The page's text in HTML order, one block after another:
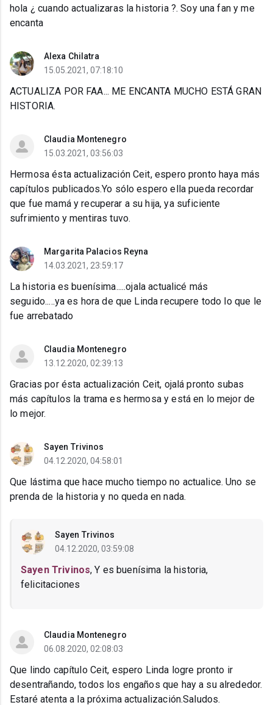
hola ¿ cuando actualizaras la historia ?. Soy una fan y me
encanta
Alexa Chilatra
15.05.2021, 07:18:10
ACTUALIZA POR FAA... ME ENCANTA MUCHO ESTÁ GRAN
HISTORIA.
Claudia Montenegro
15.03.2021, 03:56:03
Hermosa ésta actualización Ceit, espero pronto haya más
capítulos publicados.Yo sólo espero ella pueda recordar
que fue mamá y recuperar a su hija, ya suficiente
sufrimiento y mentiras tuvo.
Margarita Palacios Reyna
14.03.2021, 23:59:17
La historia es buenísima.....ojala actualicé más
seguido.....ya es hora de que Linda recupere todo lo que le
fue arrebatado
Claudia Montenegro
13.12.2020, 02:39:13
Gracias por ésta actualización Ceit, ojalá pronto subas
más capítulos la trama es hermosa y está en lo mejor de
lo mejor.
Sayen Trivinos
04.12.2020, 04:58:01
Que lástima que hace mucho tiempo no actualice. Uno se
prenda de la historia y no queda en nada.
Sayen Trivinos
04.12.2020, 03:59:08
Sayen Trivinos, Y es buenísima la historia,
felicitaciones
Claudia Montenegro
06.08.2020, 02:08:03
Que lindo capítulo Ceit, espero Linda logre pronto ir
desentrañando, todos los engaños que hay a su alrededor.
Estaré atenta a la próxima actualización.Saludos.